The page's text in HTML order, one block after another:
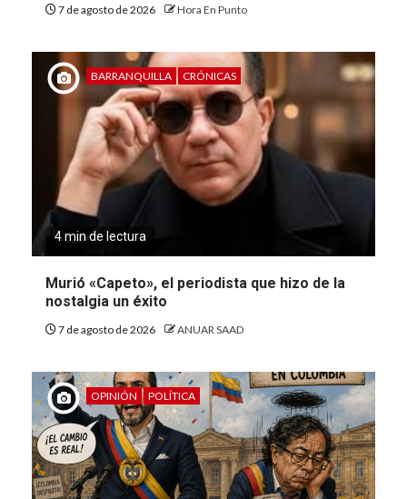
7 de agosto de 2026 Hora En Punto
BARRANQUILLA CRÓNICAS
4 min de lectura
Murió «Capeto», el periodista que hizo de la
nostalgia un éxito
7 de agosto de 2026 ANUAR SAAD
OPINIÓN POLÍTICA